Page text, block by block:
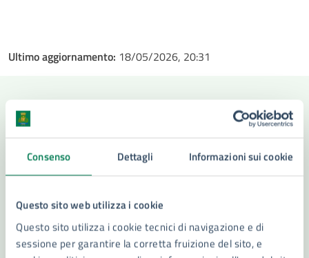
Consenso Dettagli Informazioni sui cookie
Questo sito web utilizza i cookie
Questo sito utilizza i cookie tecnici di navigazione e di
sessione per garantire la corretta fruizione del sito, e
Ultimo aggiornamento: 18/05/2026, 20:31
Settore Istruzione
Servizi all'Istruzione (E.Q)